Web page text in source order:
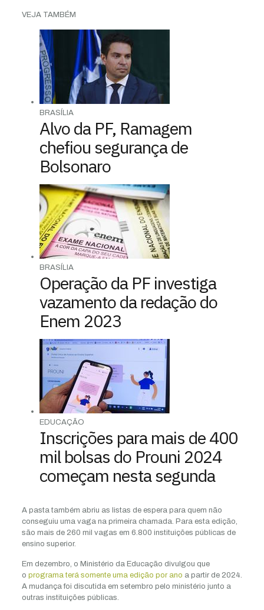
VEJA TAMBÉM
BRASÍLIA
Alvo da PF, Ramagem
chefiou segurança de
Bolsonaro
BRASÍLIA
Operação da PF investiga
vazamento da redação do
Enem 2023
EDUCAÇÃO
Inscrições para mais de 400
mil bolsas do Prouni 2024
começam nesta segunda
A pasta também abriu as listas de espera para quem não
conseguiu uma vaga na primeira chamada. Para esta edição,
são mais de 260 mil vagas em 6.800 instituições públicas de
ensino superior.
Em dezembro, o Ministério da Educação divulgou que
o programa terá somente uma edição por ano a partir de 2024.
A mudança foi discutida em setembro pelo ministério junto a
outras instituições públicas.